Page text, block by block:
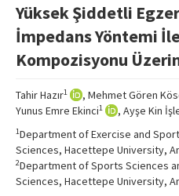
Editorial Board
Instructions to Authors
Copyright Transfer Form
Contact Us
Yüksek Şiddetli
İmpedans Yöntemi
Kompozisyonu
Tahir Hazır1 , Mehmet Gören
Yunus Emre Ekinci1 , Ayşe Kin
1Department of Exercise and
Sciences, Hacettepe University,
2Department of Sports Sciences
Sciences, Hacettepe University,